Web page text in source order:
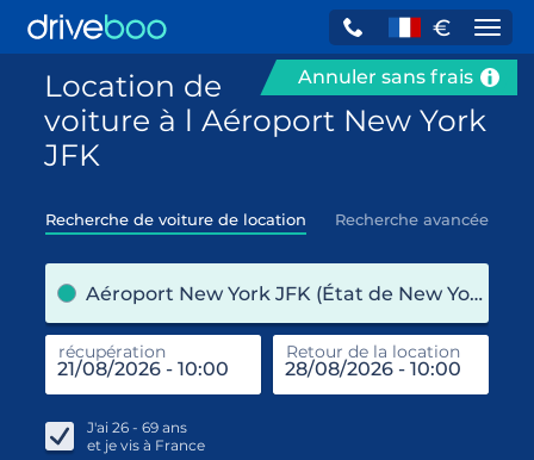
€
Annuler sans frais
Location de
voiture à l Aéroport New York
JFK
Recherche de voiture de location Recherche avancée
Aéroport New York JFK (État de New York / États-Unis)
récupération Retour de la location
J'ai 26 - 69 ans
et je vis à France